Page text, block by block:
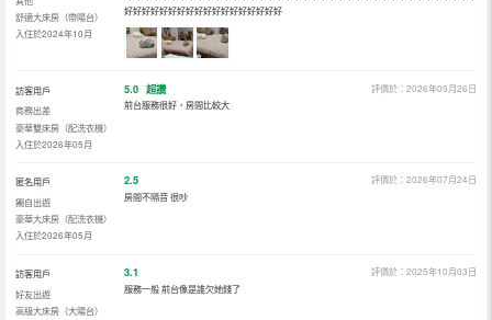
舒適大床房（帶陽台）
入住於2024年10月
好好好好好好好好好好好好好好好好好好
訪客用戶
商務出差
豪華雙床房（配洗衣機）
入住於2026年05月
5.0 超讚
評價於：2026年05月26日
前台服務很好，房間比較大
匿名用戶
獨自出遊
豪華大床房（配洗衣機）
入住於2026年05月
2.5
評價於：2026年07月24日
房間不隔音 很吵
訪客用戶
好友出遊
高級大床房（大陽台）
3.1
評價於：2025年10月03日
服務一般 前台像是誰欠她錢了